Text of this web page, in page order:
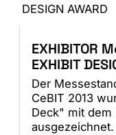
EXHIBITOR
EXHIBIT
Der
CeBIT 2013
Deck" mit dem
ausgezeichnet.